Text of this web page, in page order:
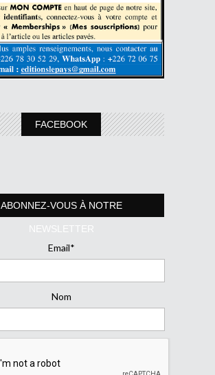
FACEBOOK
ABONNEZ-VOUS À NOTRE
NEWSLETTER
Email*
Nom